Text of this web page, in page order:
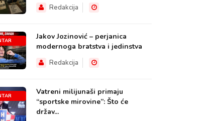
Redakcija
Jakov Jozinović – perjanica
modernoga bratstva i jedinstva
Redakcija
Vatreni milijunaši primaju
“sportske mirovine”: Što će
držav...